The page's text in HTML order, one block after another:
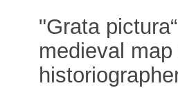
"Grata
medieval